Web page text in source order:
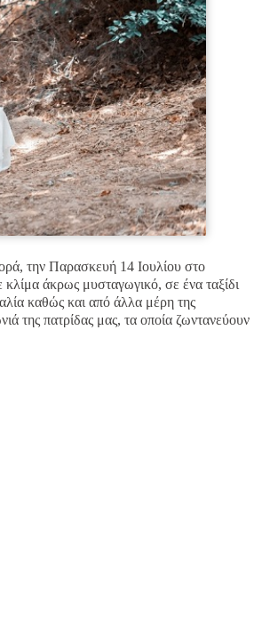
την Παρασκευή 14 Ιουλίου στο
άκρως μυσταγωγικό, σε ένα ταξίδι
καθώς και από άλλα μέρη της
της πατρίδας μας, τα οποία ζωντανεύουν